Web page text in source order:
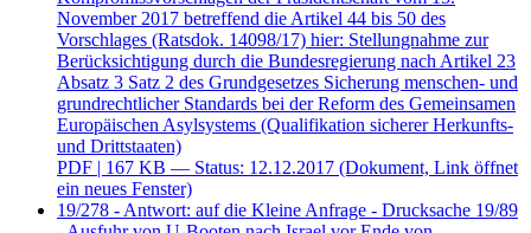
November 2017 betreffend die Artikel 44 bis 50 des
Vorschlages (Ratsdok. 14098/17) hier: Stellungnahme zur
Berücksichtigung durch die Bundesregierung nach Artikel 23
Absatz 3 Satz 2 des Grundgesetzes Sicherung menschen- und
grundrechtlicher Standards bei der Reform des Gemeinsamen
Europäischen Asylsystems (Qualifikation sicherer Herkunfts-
und Drittstaaten)
PDF | 167 KB — Status: 12.12.2017 (Dokument, Link öffnet
ein neues Fenster)
19/278 - Antwort: auf die Kleine Anfrage - Drucksache 19/89